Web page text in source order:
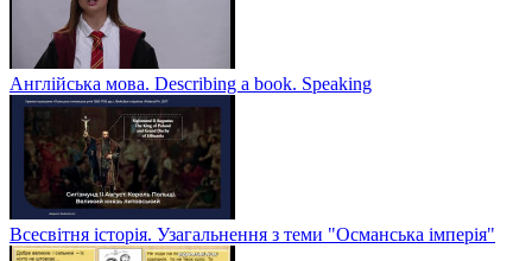
Англійська мова. Describing a book. Speaking
Всесвітня історія. Узагальнення з теми "Османська імперія"